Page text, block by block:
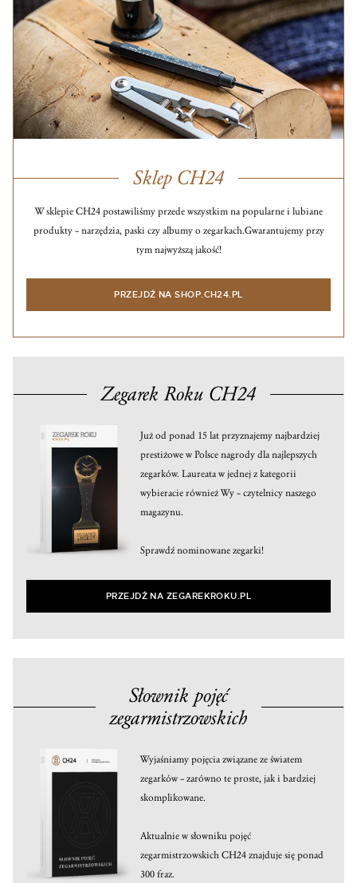
Sklep CH24
W sklepie CH24 postawiliśmy przede wszystkim na popularne i lubiane
produkty – narzędzia, paski czy albumy o zegarkach.Gwarantujemy przy
tym najwyższą jakość!
PRZEJDŹ NA SHOP.CH24.PL
Zegarek Roku CH24
Już od ponad 15 lat przyznajemy najbardziej
prestiżowe w Polsce nagrody dla najlepszych
zegarków. Laureata w jednej z kategorii
wybieracie również Wy – czytelnicy naszego
magazynu.
Sprawdź nominowane zegarki!
PRZEJDŹ NA ZEGAREKROKU.PL
Słownik pojęć
zegarmistrzowskich
Wyjaśniamy pojęcia związane ze światem
zegarków – zarówno te proste, jak i bardziej
skomplikowane.
Aktualnie w słowniku pojęć
zegarmistrzowskich CH24 znajduje się ponad
300 fraz.